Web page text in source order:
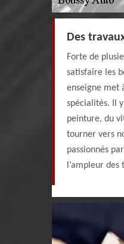
Des
Forte de
satisfaire les
enseigne met
spécialités. Il
peinture, du
tourner vers
passionnés
l’ampleur des